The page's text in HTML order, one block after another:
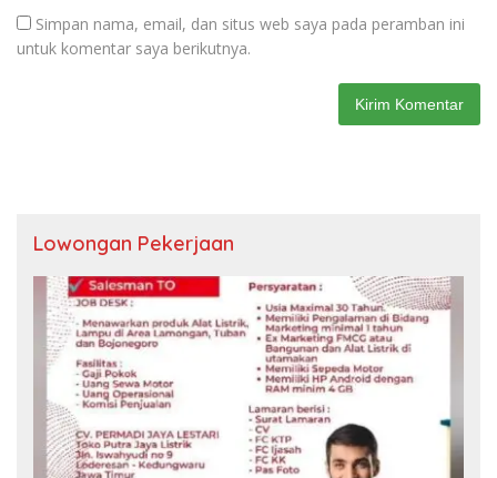
Simpan nama, email, dan situs web saya pada peramban ini
untuk komentar saya berikutnya.
Lowongan Pekerjaan